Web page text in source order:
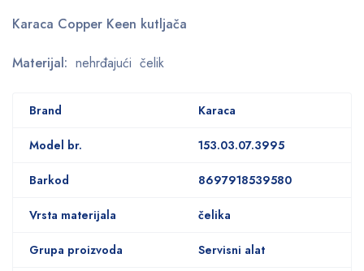
Karaca Copper Keen kutljača
Materijal: nehrđajući čelik
Brand Karaca
Model br. 153.03.07.3995
Barkod 8697918539580
Vrsta materijala čelika
Grupa proizvoda Servisni alat